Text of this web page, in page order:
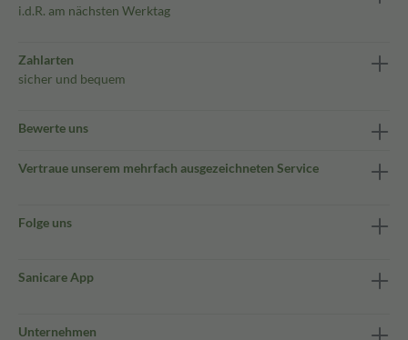
i.d.R. am nächsten Werktag
Zahlarten
sicher und bequem
Bewerte uns
Vertraue unserem mehrfach ausgezeichneten Service
Folge uns
Sanicare App
Unternehmen